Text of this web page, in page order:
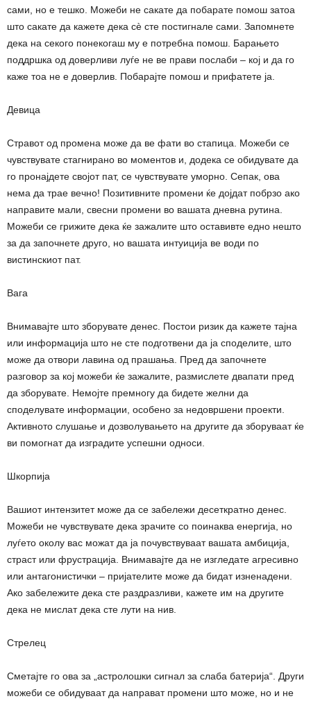
сами, но е тешко. Можеби не сакате да побарате помош затоа
што сакате да кажете дека сè сте постигнале сами. Запомнете
дека на секого понекогаш му е потребна помош. Барањето
поддршка од доверливи луѓе не ве прави послаби – кој и да го
каже тоа не е доверлив. Побарајте помош и прифатете ја.
Девица
Стравот од промена може да ве фати во стапица. Можеби се
чувствувате стагнирано во моментов и, додека се обидувате да
го пронајдете својот пат, се чувствувате уморно. Сепак, ова
нема да трае вечно! Позитивните промени ќе дојдат побрзо ако
направите мали, свесни промени во вашата дневна рутина.
Можеби се грижите дека ќе зажалите што оставивте едно нешто
за да започнете друго, но вашата интуиција ве води по
вистинскиот пат.
Вага
Внимавајте што зборувате денес. Постои ризик да кажете тајна
или информација што не сте подготвени да ја споделите, што
може да отвори лавина од прашања. Пред да започнете
разговор за кој можеби ќе зажалите, размислете двапати пред
да зборувате. Немојте премногу да бидете желни да
споделувате информации, особено за недовршени проекти.
Активното слушање и дозволувањето на другите да зборуваат ќе
ви помогнат да изградите успешни односи.
Шкорпија
Вашиот интензитет може да се забележи десеткратно денес.
Можеби не чувствувате дека зрачите со поинаква енергија, но
луѓето околу вас можат да ја почувствуваат вашата амбиција,
страст или фрустрација. Внимавајте да не изгледате агресивно
или антагонистички – пријателите може да бидат изненадени.
Ако забележите дека сте раздразливи, кажете им на другите
дека не мислат дека сте лути на нив.
Стрелец
Сметајте го ова за „астролошки сигнал за слаба батерија“. Други
можеби се обидуваат да направат промени што може, но и не